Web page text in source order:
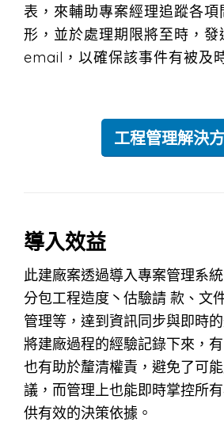
表，來輔助專案經理追蹤各
形，並於處理期限將至時，發
email，以確保該事件有被及
工程管理解決
導入效益
此建廠案透過導入專案管理系
分包工程造度丶估驗請 款、文
管理等，達到資訊同步與即時
將建廠過程的經驗記錄下來，
也有助於釐清權責，避免了可
議，而管理上也能即時掌控所
供有效的決策依據。